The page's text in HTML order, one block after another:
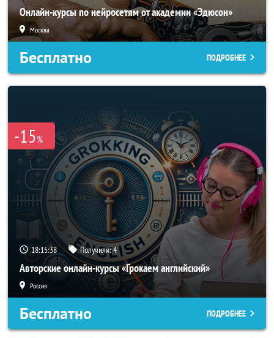
Онлайн-курсы по нейросетям от академии «Эдюсон»
Москва
Бесплатно ПОДРОБНЕЕ
-15%
18:15:35 Получили:4
Авторские онлайн-курсы «Грокаем английский»
Россия
Бесплатно ПОДРОБНЕЕ